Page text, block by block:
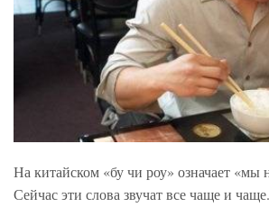
На китайском «бу чи роу» означает «мы
Сейчас эти слова звучат все чаще и чаще.